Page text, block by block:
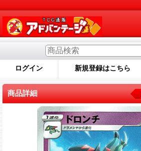
ログイン 新規登録はこちら
商品詳細